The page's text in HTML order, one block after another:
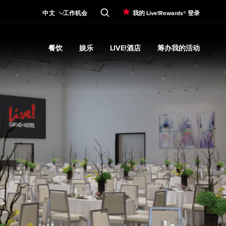
中文 工作机会 我的 Live!Rewards® 登录
餐饮
Expand 餐饮submenu
娱乐
Expand 娱乐submenu
LIVE!酒店
Expand Live!酒店submenu
筹办我的活动
Expand 筹办我的